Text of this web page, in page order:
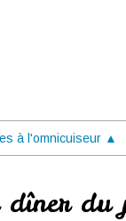
à l'omnicuiseur ▲
dîner du